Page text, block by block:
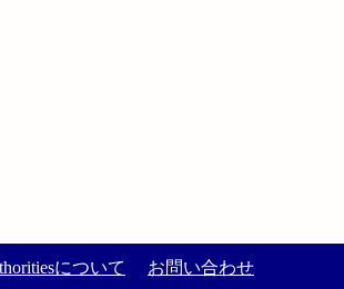
について お問い合わせ